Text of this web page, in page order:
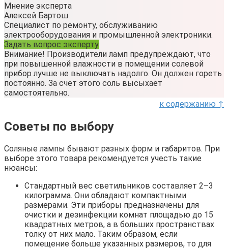
Мнение эксперта
Алексей Бартош
Специалист по ремонту, обслуживанию
электрооборудования и промышленной электроники.
Задать вопрос эксперту
Внимание! Производители ламп предупреждают, что
при повышенной влажности в помещении солевой
прибор лучше не выключать надолго. Он должен гореть
постоянно. За счет этого соль высыхает
самостоятельно.
к содержанию ↑
Советы по выбору
Соляные лампы бывают разных форм и габаритов. При
выборе этого товара рекомендуется учесть такие
нюансы:
Стандартный вес светильников составляет 2–3
килограмма. Они обладают компактными
размерами. Эти приборы предназначены для
очистки и дезинфекции комнат площадью до 15
квадратных метров, а в больших пространствах
толку от них мало. Таким образом, если
помещение больше указанных размеров, то для